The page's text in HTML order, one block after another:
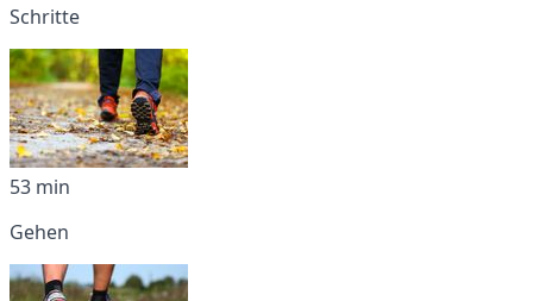
Schritte
53 min
Gehen